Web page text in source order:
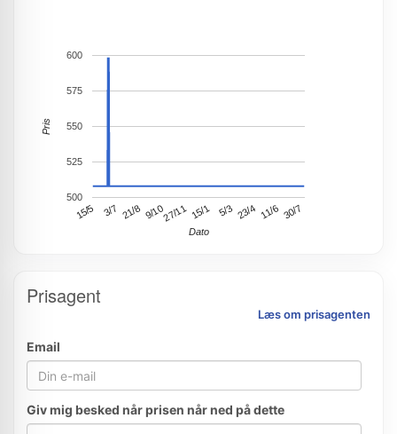
15/5 3/7 21/8 9/1027/11 15/1 5/3 23/4 11/6 30/7
500
525
550
575
600
Dato
Pris
Prisagent
Læs om prisagenten
Email
Giv mig besked når prisen når ned på dette